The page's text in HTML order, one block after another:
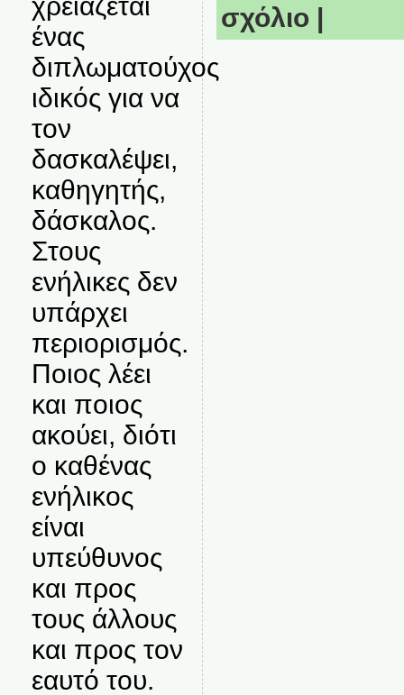
ένας
διπλωματούχος
ιδικός για να
τον
δασκαλέψει,
καθηγητής,
δάσκαλος.
Στους
ενήλικες δεν
υπάρχει
περιορισμός.
Ποιος λέει
και ποιος
ακούει, διότι
ο καθένας
ενήλικος
είναι
υπεύθυνος
και προς
τους άλλους
και προς τον
εαυτό του.
σχόλιο |